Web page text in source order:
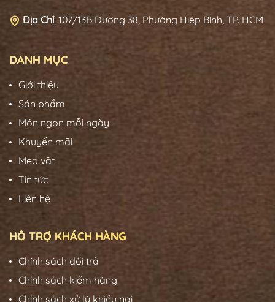
Địa Chỉ: 107/13B Đường 38, Phường Hiệp Bình, TP. HCM
DANH MỤC
Giới thiệu
Sản phẩm
Món ngon mỗi ngày
Khuyến mãi
Mẹo vặt
Tin tức
Liên hệ
HỖ TRỢ KHÁCH HÀNG
Chính sách đổi trả
Chính sách kiểm hàng
Chính sách xử lý khiếu nại